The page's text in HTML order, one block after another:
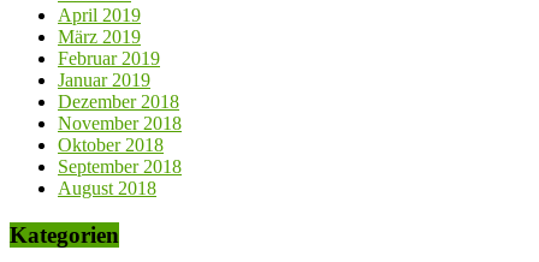
April 2019
März 2019
Februar 2019
Januar 2019
Dezember 2018
November 2018
Oktober 2018
September 2018
August 2018
Kategorien